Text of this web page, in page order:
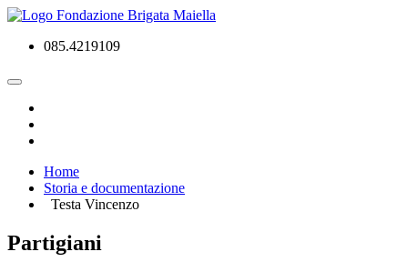
085.4219109
Home
Storia e documentazione
Testa Vincenzo
Partigiani